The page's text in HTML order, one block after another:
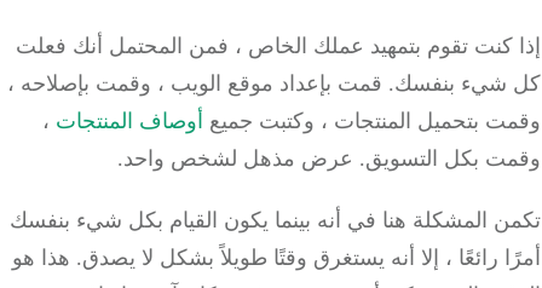
كنت تقوم بتمهيد عملك الخاص ، فمن المحتمل أنك فعلت
شيء بنفسك.قمت بإعداد موقع الويب ، وقمت بإصلاحه ،
بتحميل المنتجات ، وكتبت جميعأوصاف المنتجات،
بكل التسويق.عرض مذهل لشخص واحد.
المشكلة هنا في أنه بينما يكون القيام بكل شيء بنفسك
رائعًا ، إلا أنه يستغرق وقتًا طويلاً بشكل لا يصدق.هذا هو